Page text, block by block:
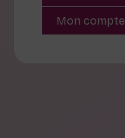
Mon compte